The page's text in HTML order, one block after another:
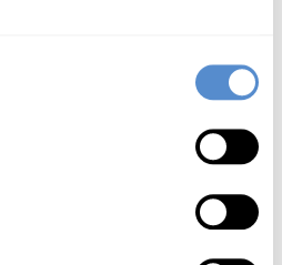
transactie afgesloten (op